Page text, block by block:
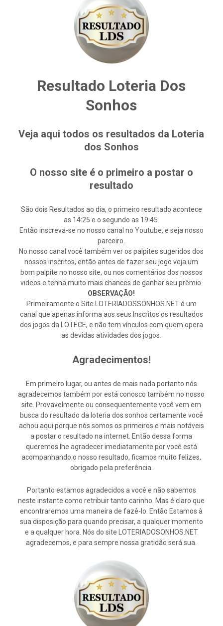
Resultado Loteria Dos
Sonhos
Veja aqui todos os resultados da Loteria
dos Sonhos
O nosso site é o primeiro a postar o
resultado
São dois Resultados ao dia, o primeiro resultado acontece
as 14:25 e o segundo as 19:45.
Então inscreva-se no nosso canal no Youtube, e seja nosso
parceiro.
No nosso canal você também ver os palpites sugeridos dos
nossos inscritos, então antes de fazer seu jogo veja um
bom palpite no nosso site, ou nos comentários dos nossos
videos e tenha muito mais chances de ganhar seu prêmio.
OBSERVAÇÃO!
Primeiramente o Site LOTERIADOSSONHOS.NET é um
canal que apenas informa aos seus Inscritos os resultados
dos jogos da LOTECE, e não tem vínculos com quem opera
as devidas atividades dos jogos.
Agradecimentos!
Em primeiro lugar, ou antes de mais nada portanto nós
agradecemos também por está conosco também no nosso
site. Provavelmente ou consequentemente você vem em
busca do resultado da loteria dos sonhos certamente você
achou aqui porque nós somos os primeiros e mais notáveis
a postar o resultado na internet. Então dessa forma
queremos lhe agradecer imediatamente por você está
acompanhando o nosso resultado, ficamos muito felizes,
obrigado pela preferência.
Portanto estamos agradecidos a você e não sabemos
neste instante como retribuir tanto carinho. Mas é claro que
encontraremos uma maneira de fazê-lo. Então Estamos à
sua disposição para quando precisar, a qualquer momento
e a qualquer hora. Nós do site LOTERIADOSONHOS.NET
agradecemos, e para sempre nossa gratidão será sua.